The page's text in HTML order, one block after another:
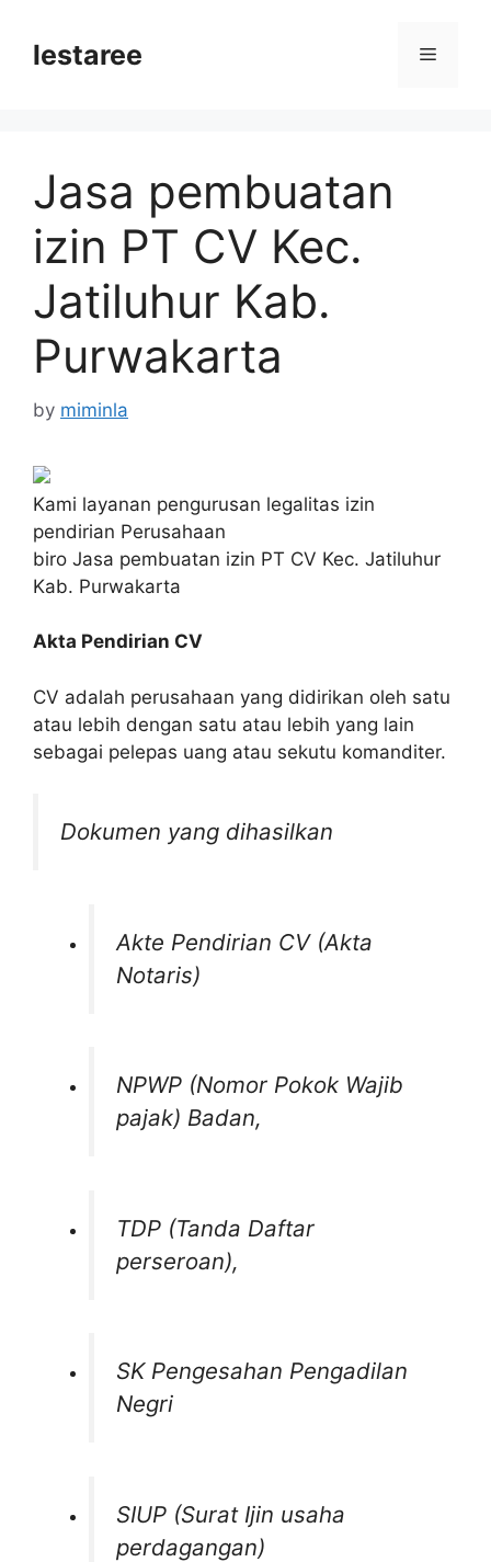
contentlestaree Menu
Jasa pembuatan
izin PT CV Kec.
Jatiluhur Kab.
Purwakarta
by miminla
Kami layanan pengurusan legalitas izin
pendirian Perusahaan
biro Jasa pembuatan izin PT CV Kec. Jatiluhur
Kab. Purwakarta
Akta Pendirian CV
CV adalah perusahaan yang didirikan oleh satu
atau lebih dengan satu atau lebih yang lain
sebagai pelepas uang atau sekutu komanditer.
Dokumen yang dihasilkan
Akte Pendirian CV (Akta
Notaris)
NPWP (Nomor Pokok Wajib
pajak) Badan,
TDP (Tanda Daftar
perseroan),
SK Pengesahan Pengadilan
Negri
SIUP (Surat Ijin usaha
perdagangan)